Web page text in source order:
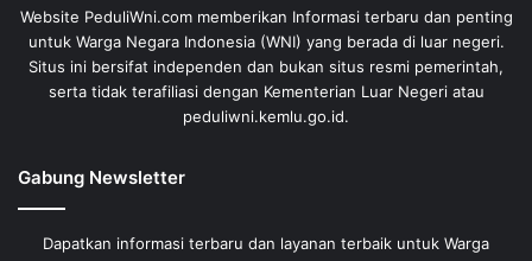
Website PeduliWni.com memberikan Informasi terbaru dan penting
untuk Warga Negara Indonesia (WNI) yang berada di luar negeri.
Situs ini bersifat independen dan bukan situs resmi pemerintah,
serta tidak terafiliasi dengan Kementerian Luar Negeri atau
peduliwni.kemlu.go.id.
Gabung Newsletter
Dapatkan informasi terbaru dan layanan terbaik untuk Warga